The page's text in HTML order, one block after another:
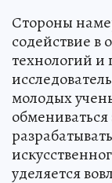
Стороны
содействие
технологий и
молодых
уделяется